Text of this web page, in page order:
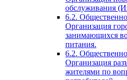
обслуживания
6.2.
Организация
занимающихся
питания.
6.2.
Организация
жителями по